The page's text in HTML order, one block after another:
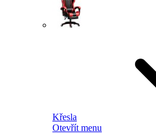
Křesla
Otevřít menu